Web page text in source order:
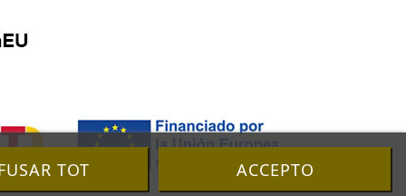
TOT ACCEPTO